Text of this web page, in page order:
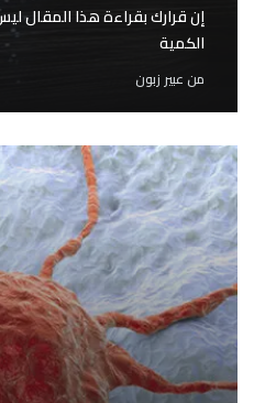
إن قرارك بقراءة هذا المقال
الكمية
من عبير زبون